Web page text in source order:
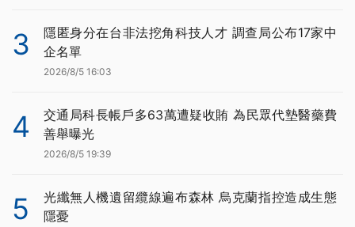
3
隱匿身分在台非法挖角科技人才 調查局公布17家中
企名單
2026/8/5 16:03
4
交通局科長帳戶多63萬遭疑收賄 為民眾代墊醫藥費
善舉曝光
2026/8/5 19:39
5
光纖無人機遺留纜線遍布森林 烏克蘭指控造成生態
隱憂